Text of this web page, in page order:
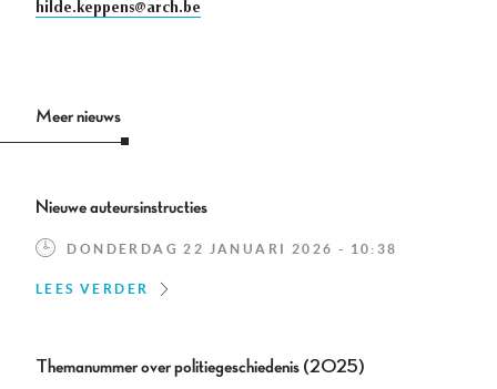
hilde.keppens@arch.be
Meer nieuws
Nieuwe auteursinstructies
DONDERDAG 22 JANUARI 2026 - 10:38
LEES VERDER
Themanummer over politiegeschiedenis (2025)